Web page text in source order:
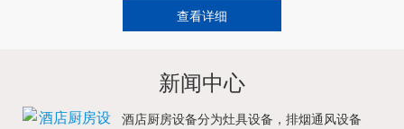
查看详细
新闻中心
酒店厨房设备分为灶具设备，排烟通风设备